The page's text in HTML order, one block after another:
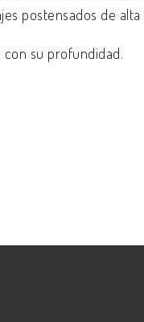
postensados de alta
su profundidad.